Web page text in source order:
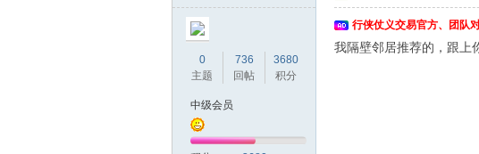
0
主题
736
回帖
3680
积分
中级会员
行侠仗义交易官方、团队
我隔壁邻居推荐的，跟上